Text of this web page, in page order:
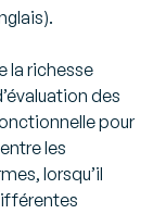
la richesse
des
pour
les
lorsqu’il